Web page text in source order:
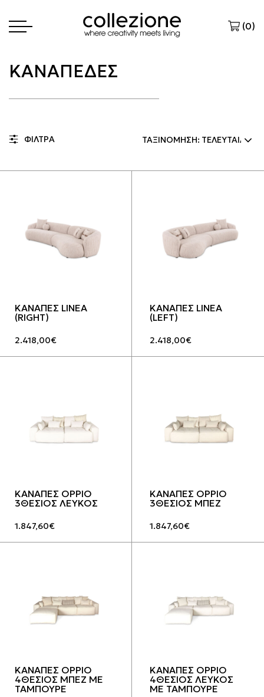
(0)
ΚΑΝΑΠΕΔΕΣ
ΦΙΛΤΡΑ
ΚΑΝΑΠΕΣ LINEA
(RIGHT)
2.418,00€
ΚΑΝΑΠΕΣ LINEA
(LEFT)
2.418,00€
ΚΑΝΑΠΕΣ OPPIO
3ΘΕΣΙΟΣ ΛΕΥΚΟΣ
1.847,60€
ΚΑΝΑΠΕΣ OPPIO
3ΘΕΣΙΟΣ ΜΠΕΖ
1.847,60€
ΚΑΝΑΠΕΣ OPPIO
4ΘΕΣΙΟΣ ΜΠΕΖ ΜΕ
ΤΑΜΠΟΥΡΕ
ΚΑΝΑΠΕΣ OPPIO
4ΘΕΣΙΟΣ ΛΕΥΚΟΣ
ΜΕ ΤΑΜΠΟΥΡΕ